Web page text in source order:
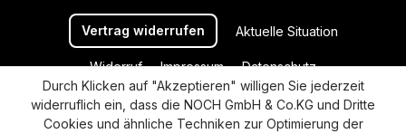
Vertrag widerrufen Aktuelle Situation
Widerruf Impressum
Datenschutz
Versand und Zahlung
AGB
Cookie-Einstellungen
Barrierefreiheitserklärung
Durch Klicken auf "Akzeptieren" willigen Sie jederzeit
widerruflich ein, dass die NOCH GmbH & Co.KG und Dritte
Cookies und ähnliche Techniken zur Optimierung der